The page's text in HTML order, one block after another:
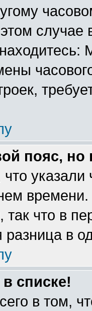
пояс,
указали
что в
разница в
списке!
в том,